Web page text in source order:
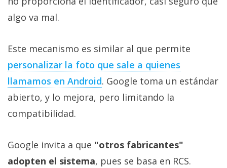
algo va mal.
Este mecanismo es similar al que permite
personalizar la foto que sale a quienes
llamamos en Android. Google toma un estándar
abierto, y lo mejora, pero limitando la
compatibilidad.
Google invita a que "otros fabricantes"
adopten el sistema, pues se basa en RCS.